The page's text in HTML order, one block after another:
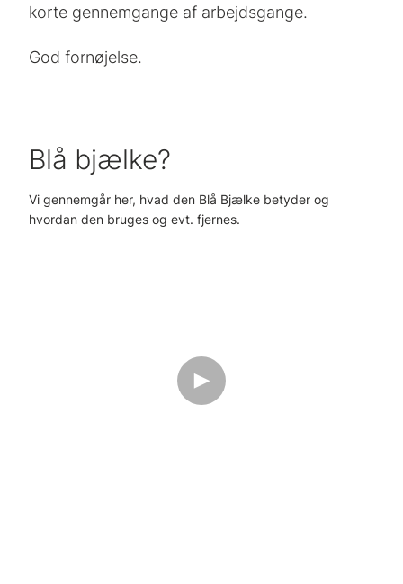
korte gennemgange af arbejdsgange.
God fornøjelse.
Blå bjælke?
Vi gennemgår her, hvad den Blå Bjælke betyder og
hvordan den bruges og evt. fjernes.